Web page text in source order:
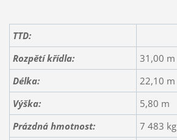
TTD:
Rozpětí křídla:
31,00 m
Délka:
22,10 m
Výška:
5,80 m
Prázdná hmotnost:
7 483 kg